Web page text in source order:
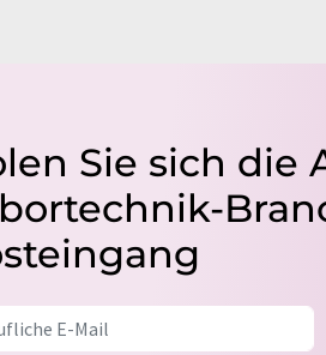
Sie sich die